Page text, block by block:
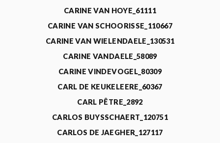
CARINE VAN HOYE_61111
CARINE VAN SCHOORISSE_110667
CARINE VAN WIELENDAELE_130531
CARINE VANDAELE_58089
CARINE VINDEVOGEL_80309
CARL DE KEUKELEERE_60367
CARL PÊTRE_2892
CARLOS BUYSSCHAERT_120751
CARLOS DE JAEGHER_127117